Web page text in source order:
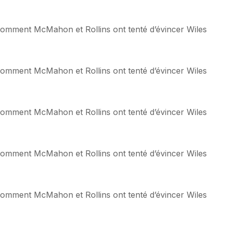
McMahon et Rollins ont tenté d’évincer Wiles
McMahon et Rollins ont tenté d’évincer Wiles
McMahon et Rollins ont tenté d’évincer Wiles
McMahon et Rollins ont tenté d’évincer Wiles
McMahon et Rollins ont tenté d’évincer Wiles